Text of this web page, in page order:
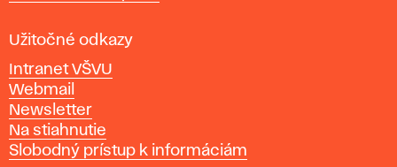
a
ý
t
v
a
r
Užitočné odkazy
Intranet VŠVU
Webmail
Newsletter
Na stiahnutie
Slobodný prístup k informáciám